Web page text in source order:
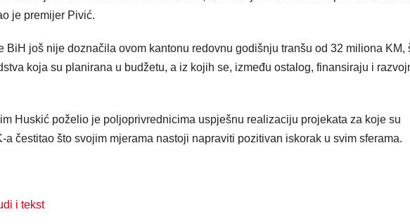
je premijer Pivić.
BiH još nije doznačila ovom kantonu redovnu godišnju tranšu od 32 miliona KM,
koja su planirana u budžetu, a iz kojih se, između ostalog, finansiraju i
Huskić poželio je poljoprivrednicima uspješnu realizaciju projekata za koje su
čestitao što svojim mjerama nastoji napraviti pozitivan iskorak u svim sferama.